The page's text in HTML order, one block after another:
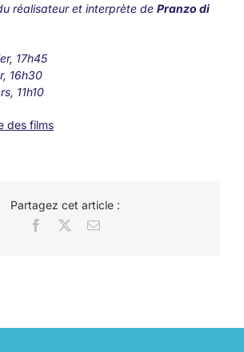
réalisateur et interprète de Pranzo di
17h45
16h30
11h10
des films
Partagez cet article :
Facebook Email